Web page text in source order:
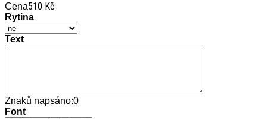
Cena510 Kč
Rytina
Text
Znaků napsáno:0
Font